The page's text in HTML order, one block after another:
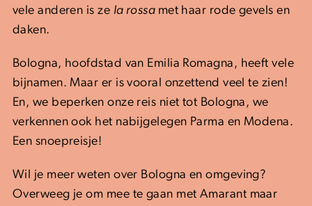
vele anderen is ze la rossa met haar rode gevels en
daken.
Bologna, hoofdstad van Emilia Romagna, heeft vele
bijnamen. Maar er is vooral onzettend veel te zien!
En, we beperken onze reis niet tot Bologna, we
verkennen ook het nabijgelegen Parma en Modena.
Een snoepreisje!
Wil je meer weten over Bologna en omgeving?
Overweeg je om mee te gaan met Amarant maar